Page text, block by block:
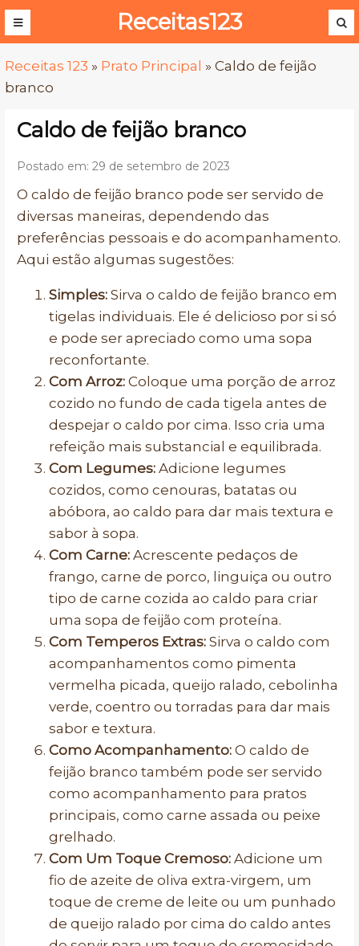
Receitas123
Receitas 123 » Prato Principal » Caldo de feijão
branco
Caldo de feijão branco
Postado em: 29 de setembro de 2023
O caldo de feijão branco pode ser servido de
diversas maneiras, dependendo das
preferências pessoais e do acompanhamento.
Aqui estão algumas sugestões:
Simples: Sirva o caldo de feijão branco em
tigelas individuais. Ele é delicioso por si só
e pode ser apreciado como uma sopa
reconfortante.
Com Arroz: Coloque uma porção de arroz
cozido no fundo de cada tigela antes de
despejar o caldo por cima. Isso cria uma
refeição mais substancial e equilibrada.
Com Legumes: Adicione legumes
cozidos, como cenouras, batatas ou
abóbora, ao caldo para dar mais textura e
sabor à sopa.
Com Carne: Acrescente pedaços de
frango, carne de porco, linguiça ou outro
tipo de carne cozida ao caldo para criar
uma sopa de feijão com proteína.
Com Temperos Extras: Sirva o caldo com
acompanhamentos como pimenta
vermelha picada, queijo ralado, cebolinha
verde, coentro ou torradas para dar mais
sabor e textura.
Como Acompanhamento: O caldo de
feijão branco também pode ser servido
como acompanhamento para pratos
principais, como carne assada ou peixe
grelhado.
Com Um Toque Cremoso: Adicione um
fio de azeite de oliva extra-virgem, um
toque de creme de leite ou um punhado
de queijo ralado por cima do caldo antes